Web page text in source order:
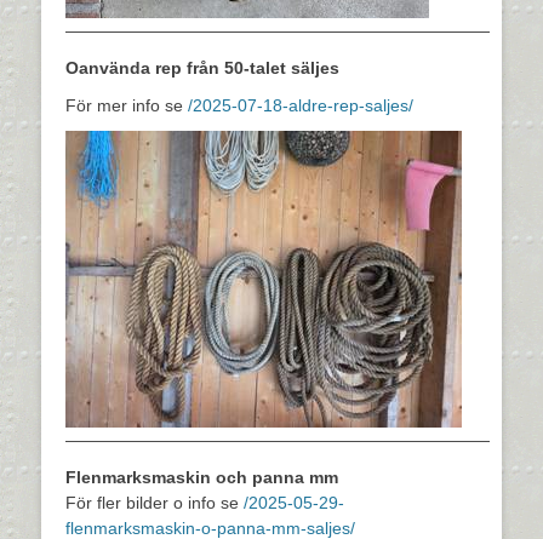
—————————————————————————
Oanvända rep från 50-talet säljes
För mer info se /2025-07-18-aldre-rep-saljes/
—————————————————————————
Flenmarksmaskin och panna mm
För fler bilder o info se /2025-05-29-
flenmarksmaskin-o-panna-mm-saljes/